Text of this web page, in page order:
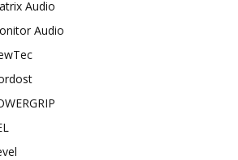
Audio
Audio